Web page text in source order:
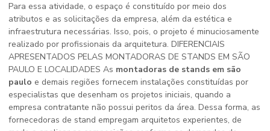
Para essa atividade, o espaço é constituído por meio dos
atributos e as solicitações da empresa, além da estética e
infraestrutura necessárias. Isso, pois, o projeto é minuciosamente
realizado por profissionais da arquitetura. DIFERENCIAIS
APRESENTADOS PELAS MONTADORAS DE STANDS EM SÃO
PAULO E LOCALIDADES As montadoras de stands em são
paulo e demais regiões fornecem instalações constituídas por
especialistas que desenham os projetos iniciais, quando a
empresa contratante não possui peritos da área. Dessa forma, as
fornecedoras de stand empregam arquitetos experientes, de